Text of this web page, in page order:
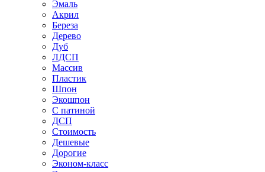
Эмаль
Акрил
Береза
Дерево
Дуб
ЛДСП
Массив
Пластик
Шпон
Экошпон
С патиной
ДСП
Стоимость
Дешевые
Дорогие
Эконом-класс